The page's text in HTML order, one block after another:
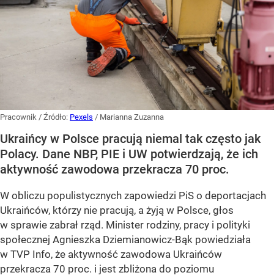
Pracownik / Źródło: Pexels / Marianna Zuzanna
Ukraińcy w Polsce pracują niemal tak często jak
Polacy. Dane NBP, PIE i UW potwierdzają, że ich
aktywność zawodowa przekracza 70 proc.
W obliczu populistycznych zapowiedzi PiS o deportacjach
Ukraińców, którzy nie pracują, a żyją w Polsce, głos
w sprawie zabrał rząd. Minister rodziny, pracy i polityki
społecznej Agnieszka Dziemianowicz-Bąk powiedziała
w TVP Info, że aktywność zawodowa Ukraińców
przekracza 70 proc. i jest zbliżona do poziomu